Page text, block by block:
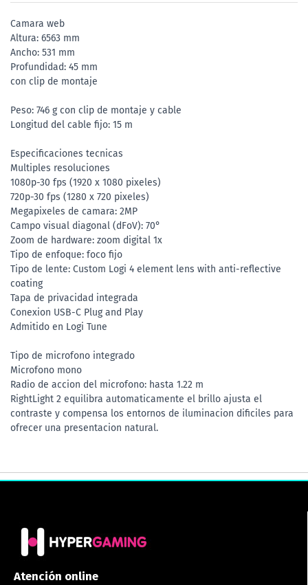
Camara web
Altura: 6563 mm
Ancho: 531 mm
Profundidad: 45 mm
con clip de montaje
Peso: 746 g con clip de montaje y cable
Longitud del cable fijo: 15 m
Especificaciones tecnicas
Multiples resoluciones
1080p-30 fps (1920 x 1080 pixeles)
720p-30 fps (1280 x 720 pixeles)
Megapixeles de camara: 2MP
Campo visual diagonal (dFoV): 70°
Zoom de hardware: zoom digital 1x
Tipo de enfoque: foco fijo
Tipo de lente: Custom Logi 4 element lens with anti-reflective
coating
Tapa de privacidad integrada
Conexion USB-C Plug and Play
Admitido en Logi Tune
Tipo de microfono integrado
Microfono mono
Radio de accion del microfono: hasta 1.22 m
RightLight 2 equilibra automaticamente el brillo ajusta el
contraste y compensa los entornos de iluminacion dificiles para
ofrecer una presentacion natural.
Atención online